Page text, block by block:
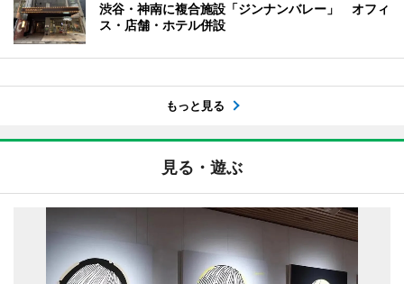
渋谷・神南に複合施設「ジンナンバレー」 オフィ
ス・店舗・ホテル併設
もっと見る
見る・遊ぶ